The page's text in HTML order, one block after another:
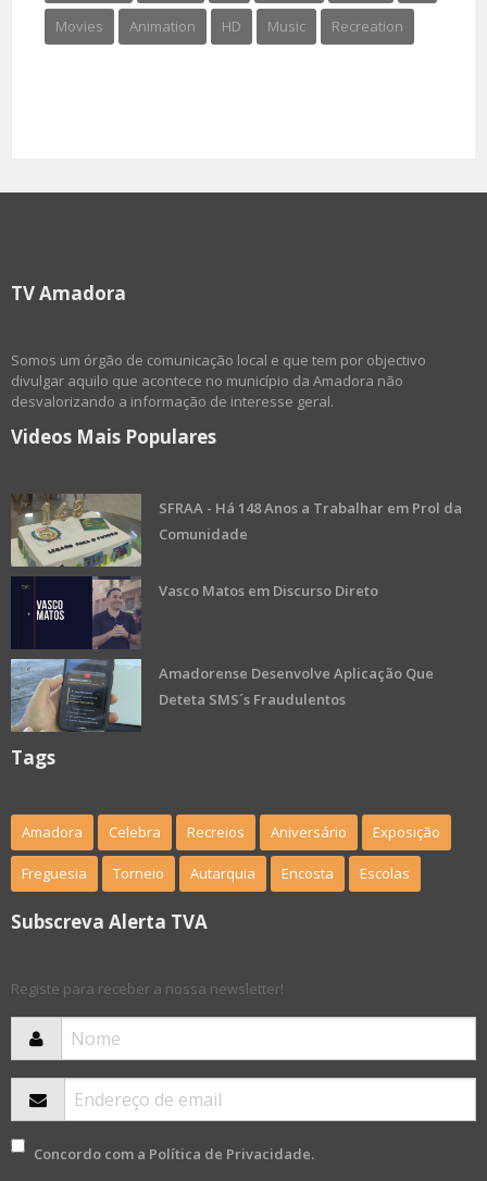
Movies Animation HD Music Recreation
TV Amadora
Somos um órgão de comunicação local e que tem por objectivo
divulgar aquilo que acontece no município da Amadora não
desvalorizando a informação de interesse geral.
Videos Mais Populares
SFRAA - Há 148 Anos a Trabalhar em Prol da
Comunidade
Vasco Matos em Discurso Direto
Amadorense Desenvolve Aplicação Que
Deteta SMS´s Fraudulentos
Tags
Amadora Celebra Recreios Aniversário Exposição
Freguesia Torneio Autarquia Encosta Escolas
Subscreva Alerta TVA
Registe para receber a nossa newsletter!
Concordo com a Política de Privacidade.